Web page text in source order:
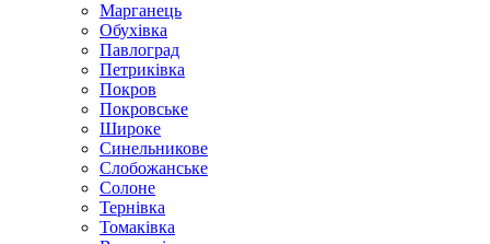
Марганець
Обухівка
Павлоград
Петриківка
Покров
Покровське
Широке
Синельникове
Слобожанське
Солоне
Тернівка
Томаківка